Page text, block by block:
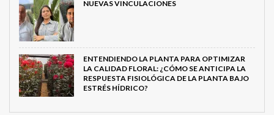
NUEVAS VINCULACIONES
ENTENDIENDO LA PLANTA PARA OPTIMIZAR
LA CALIDAD FLORAL: ¿CÓMO SE ANTICIPA LA
RESPUESTA FISIOLÓGICA DE LA PLANTA BAJO
ESTRÉS HÍDRICO?